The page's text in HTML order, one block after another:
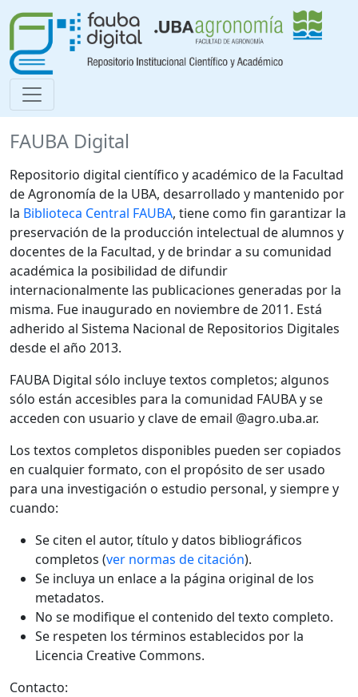
FAUBA Digital
Repositorio digital científico y académico de la Facultad
de Agronomía de la UBA, desarrollado y mantenido por
la Biblioteca Central FAUBA, tiene como fin garantizar la
preservación de la producción intelectual de alumnos y
docentes de la Facultad, y de brindar a su comunidad
académica la posibilidad de difundir
internacionalmente las publicaciones generadas por la
misma. Fue inaugurado en noviembre de 2011. Está
adherido al Sistema Nacional de Repositorios Digitales
desde el año 2013.
FAUBA Digital sólo incluye textos completos; algunos
sólo están accesibles para la comunidad FAUBA y se
acceden con usuario y clave de email @agro.uba.ar.
Los textos completos disponibles pueden ser copiados
en cualquier formato, con el propósito de ser usado
para una investigación o estudio personal, y siempre y
cuando:
Se citen el autor, título y datos bibliográficos
completos (ver normas de citación).
Se incluya un enlace a la página original de los
metadatos.
No se modifique el contenido del texto completo.
Se respeten los términos establecidos por la
Licencia Creative Commons.
Contacto: